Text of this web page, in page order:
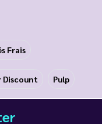
Frais
Discount Pulp